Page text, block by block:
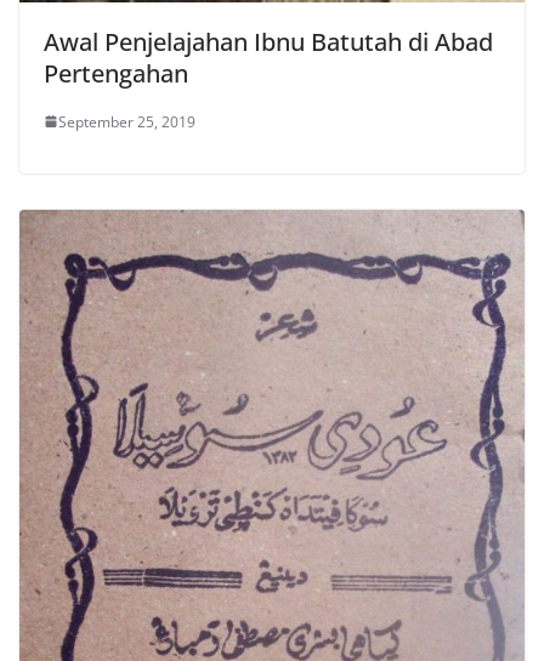
Awal Penjelajahan Ibnu Batutah di Abad
Pertengahan
September 25, 2019